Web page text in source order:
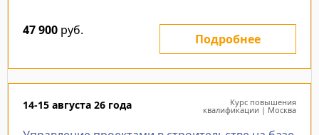
47 900 руб.
Подробнее
14-15 августа 26 года Курс повышения
квалификации | Москва